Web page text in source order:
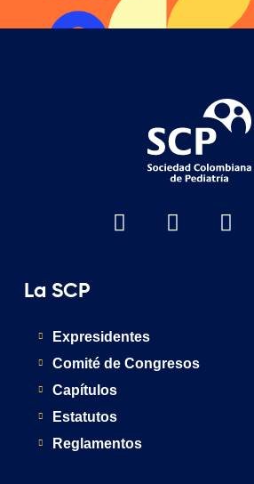
La SCP
Expresidentes
Comité de Congresos
Capítulos
Estatutos
Reglamentos